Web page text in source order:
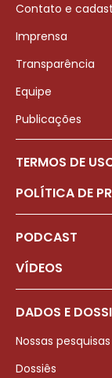
Contato e
Imprensa
Transparência
Equipe
Publicações
TERMOS DE
POLÍTICA DE
PODCAST
VÍDEOS
DADOS E
Nossas
Dossiês